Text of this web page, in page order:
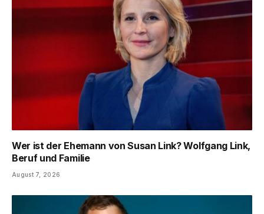
Wer ist der Ehemann von Susan Link? Wolfgang Link,
Beruf und Familie
August 7, 2026